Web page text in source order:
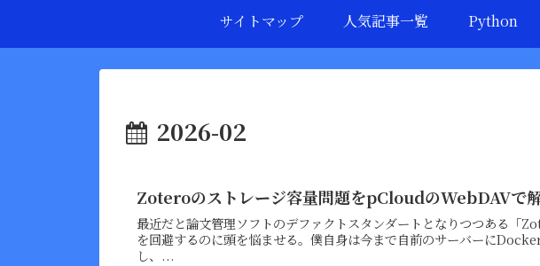
サイトマップ 人気記事一覧 Python
2026-02
Zoteroのストレージ容量問題をpCloudのWebDAVで
最近だと論文管理ソフトのデファクトスタンダートとなりつつある「
を回避するのに頭を悩ませる。僕自身は今まで自前のサーバーに
し、...